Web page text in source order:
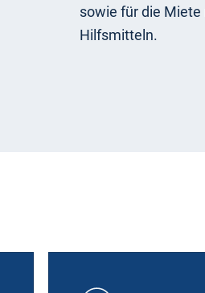
sowie für die Miete
Hilfsmitteln.